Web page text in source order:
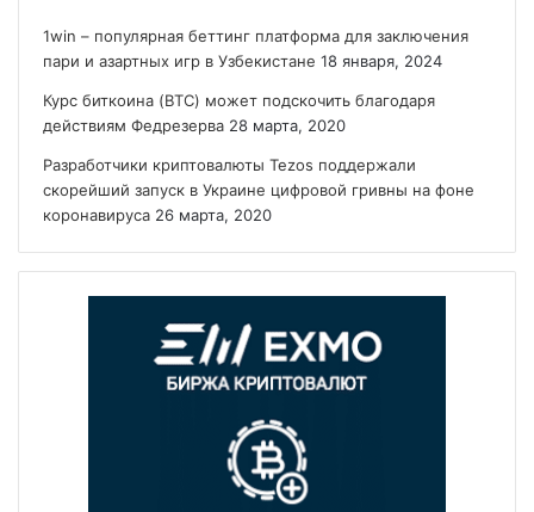
1win – популярная беттинг платформа для заключения
пари и азартных игр в Узбекистане 18 января, 2024
Курс биткоина (BTC) может подскочить благодаря
действиям Федрезерва 28 марта, 2020
Разработчики криптовалюты Tezos поддержали
скорейший запуск в Украине цифровой гривны на фоне
коронавируса 26 марта, 2020